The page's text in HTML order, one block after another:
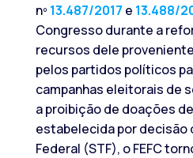
nº 13.487/2017 e 13.488/
Congresso durante a
recursos dele
pelos partidos políticos
campanhas eleitorais de
a proibição de doações
estabelecida por decisão
Federal (STF), o FEFC